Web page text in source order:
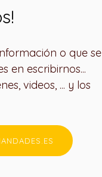
o que se
en escribirnos...
videos, ... y los